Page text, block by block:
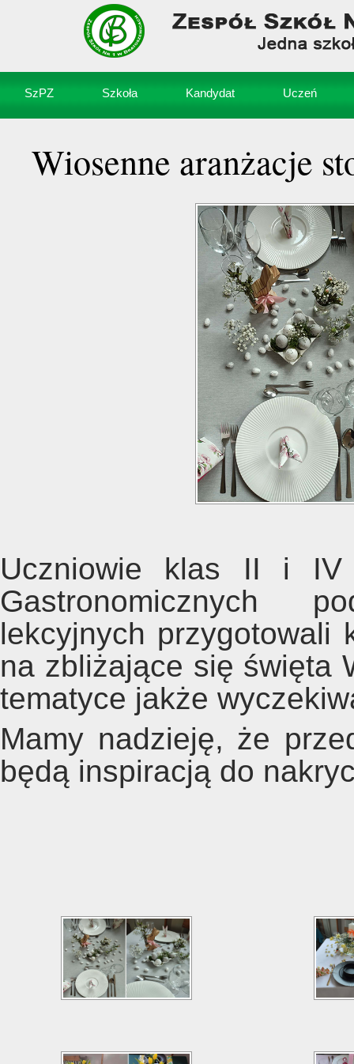
SzPZ Szkoła Kandydat Uczeń
Wiosenne aranżacje
Uczniowie klas II i IV
Gastronomicznych
lekcyjnych przygotowali
na zbliżające się święta
tematyce jakże
Mamy nadzieję, że
będą inspiracją do